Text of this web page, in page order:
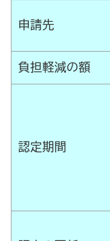
申請先
負担軽減の額
認定期間